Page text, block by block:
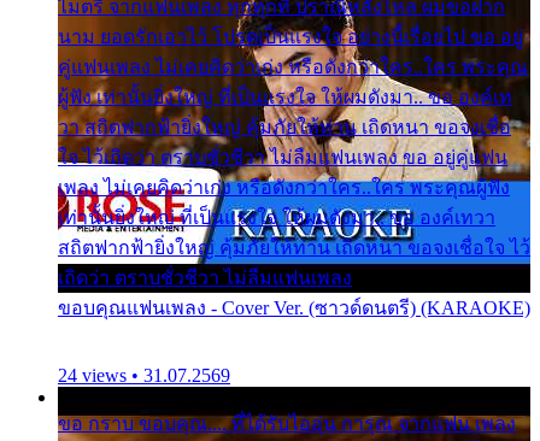
ไมตรี จากแฟนเพลง ทุกทุกที่ ปราณีหลั่งไหล ผมขอฝาก
นาม ยอดรักเอาไว้ โปรดเป็นแรงใจ อย่างนี้เรื่อยไป ขอ อยู่
คู่แฟนเพลง ไม่เคยคิดว่าเก่ง หรือดังกว่าใคร..ใคร พระคุณ
ผู้ฟัง เท่านั้นยิ่งใหญ่ ที่เป็นแรงใจ ให้ผมดังมา.. ขอ องค์เท
วา สถิตฟากฟ้ายิ่งใหญ่ คุ้มภัยให้ท่าน เถิดหนา ขอจงเชื่อ
ใจ ไว้เถิดว่า ตราบชั่วชีวา ไม่ลืมแฟนเพลง ขอ อยู่คู่แฟน
เพลง ไม่เคยคิดว่าเก่ง หรือดังกว่าใคร..ใคร พระคุณผู้ฟัง
เท่านั้นยิ่งใหญ่ ที่เป็นแรงใจ ให้ผมดังมา.. ขอ องค์เทวา
สถิตฟากฟ้ายิ่งใหญ่ คุ้มภัยให้ท่าน เถิดหนา ขอจงเชื่อใจ ไว้
เถิดว่า ตราบชั่วชีวา ไม่ลืมแฟนเพลง
ขอบคุณแฟนเพลง - Cover Ver. (ซาวด์ดนตรี) (KARAOKE)
24 views • 31.07.2569
ขอ กราบ ขอบคุณ.... ที่ได้รับไออุ่น การุณ จากแฟน เพลง